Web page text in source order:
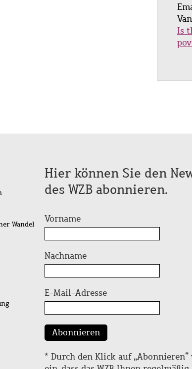
Is
Wandel
Hier können Sie den
des WZB abonnieren.
Vorname
Nachname
E-Mail-Adresse
Abonnieren
* Durch den Klick auf